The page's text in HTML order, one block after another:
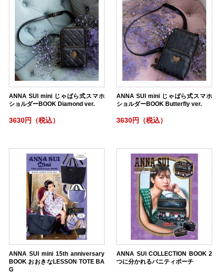
ANNA SUI mini じゃばら式スマホ
ショルダーBOOK Diamond ver.
3630円（税込）
ANNA SUI mini じゃばら式スマホ
ショルダーBOOK Butterfly ver.
3630円（税込）
ANNA SUI mini 15th anniversary
BOOK おおきなLESSON TOTE BA
G
ANNA SUI COLLECTION BOOK 2
つに分かれるバニティポーチ